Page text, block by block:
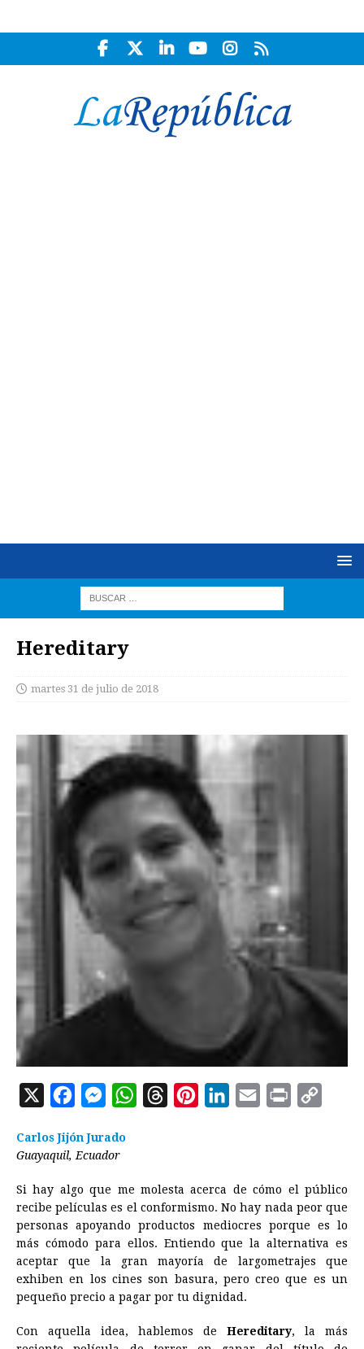
Hereditary
martes 31 de julio de 2018
X
c
b
o
o
k
M
s
e
n
g
e
W
s
A
p
p
a
d
s
e
r
e
s
t
e
d
I
l
t
L
n
k
Carlos Jijón Jurado
Guayaquil, Ecuador
Si hay algo que me molesta acerca de cómo el público
recibe películas es el conformismo. No hay nada peor que
personas apoyando productos mediocres porque es lo
más cómodo para ellos. Entiendo que la alternativa es
aceptar que la gran mayoría de largometrajes que
exhiben en los cines son basura, pero creo que es un
pequeño precio a pagar por tu dignidad.
Con aquella idea, hablemos de Hereditary, la más